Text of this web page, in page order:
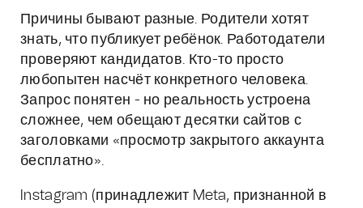
Причины бывают разные. Родители хотят
знать, что публикует ребёнок. Работодатели
проверяют кандидатов. Кто-то просто
любопытен насчёт конкретного человека.
Запрос понятен - но реальность устроена
сложнее, чем обещают десятки сайтов с
заголовками «просмотр закрытого аккаунта
бесплатно».
Instagram (принадлежит Meta, признанной в